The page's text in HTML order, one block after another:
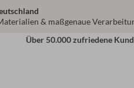
& maßgenaue
Über 50.000 zufriedene